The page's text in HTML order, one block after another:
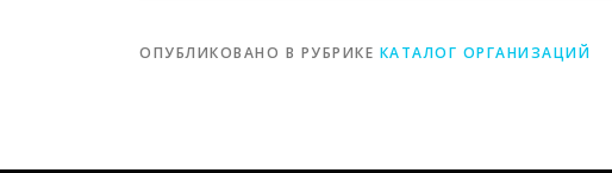
ОПУБЛИКОВАНО В РУБРИКЕ КАТАЛОГ ОРГАНИЗАЦИЙ